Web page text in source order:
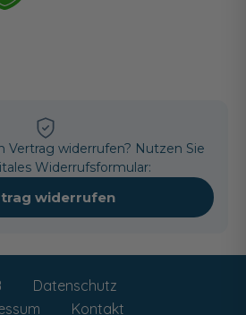
Vertrag widerrufen? Nutzen Sie
Widerrufsformular:
widerrufen
Datenschutz
Kontakt